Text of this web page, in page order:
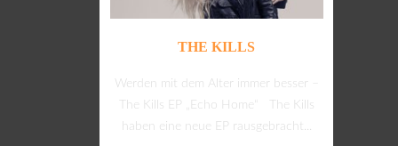
THE KILLS
Werden mit dem Alter immer besser –
The Kills EP „Echo Home“ The Kills
haben eine neue EP rausgebracht...